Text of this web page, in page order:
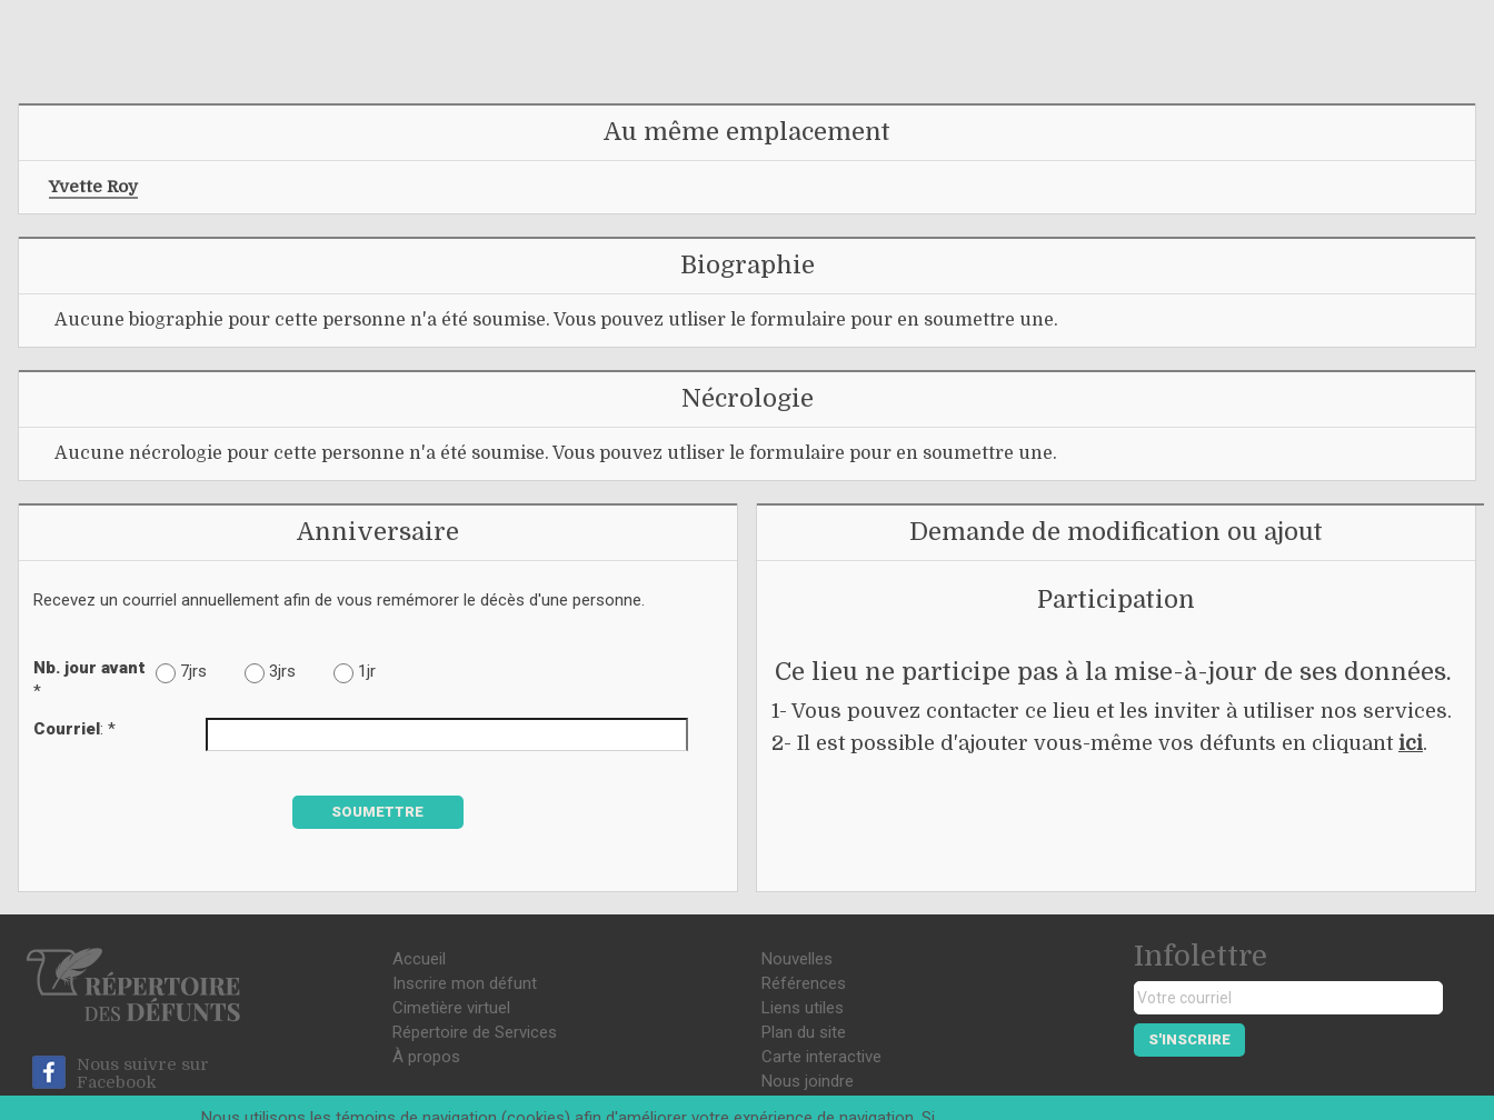
Au même emplacement
Yvette Roy
Biographie
Aucune biographie pour cette personne n'a été soumise. Vous pouvez utliser le formulaire pour en soumettre une.
Nécrologie
Aucune nécrologie pour cette personne n'a été soumise. Vous pouvez utliser le formulaire pour en soumettre une.
Anniversaire
Recevez un courriel annuellement afin de vous remémorer le décès d'une personne.
Nb. jour avant
*
7jrs 3jrs 1jr
Courriel: *
SOUMETTRE
Demande de modification ou ajout
Participation
Ce lieu ne participe pas à la mise-à-jour de ses données.
1- Vous pouvez contacter ce lieu et les inviter à utiliser nos services.
2- Il est possible d'ajouter vous-même vos défunts en cliquant ici.
Nous suivre sur
Facebook
Accueil
Inscrire mon défunt
Cimetière virtuel
Répertoire de Services
À propos
Nouvelles
Références
Liens utiles
Plan du site
Carte interactive
Nous joindre
Infolettre
S'INSCRIRE